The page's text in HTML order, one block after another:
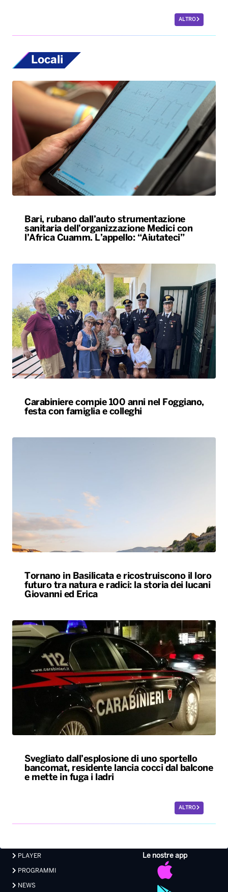
Bari, rubano dall’auto strumentazione
sanitaria dell’organizzazione Medici con
l’Africa Cuamm. L’appello: “Aiutateci”
Carabiniere compie 100 anni nel Foggiano,
festa con famiglia e colleghi
Tornano in Basilicata e ricostruiscono il loro
futuro tra natura e radici: la storia dei lucani
Giovanni ed Erica
Svegliato dall’esplosione di uno sportello
bancomat, residente lancia cocci dal balcone
e mette in fuga i ladri
ALTRO
PLAYER
LAVORA CON NOI